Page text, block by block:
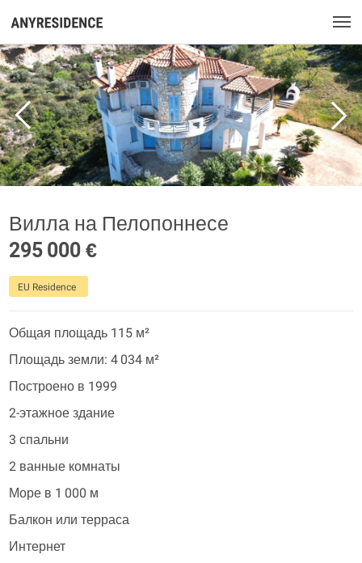
Вилла на Пелопоннесе
295 000 €
EU Residence
Общая площадь 115 м²
Площадь земли: 4 034 м²
Построено в 1999
2-этажное здание
3 спальни
2 ванные комнаты
Море в 1 000 м
Балкон или терраса
Интернет